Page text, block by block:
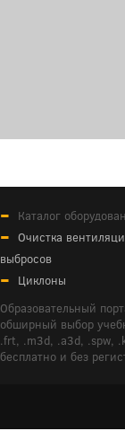
Каталог
Очистка
выбросов
Циклоны
Образовательный
обширный выбор
.frt, .m3d, .a3d, .spw,
бесплатно и без